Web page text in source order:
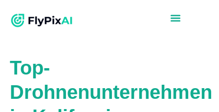
Top-
Drohnenunternehmen